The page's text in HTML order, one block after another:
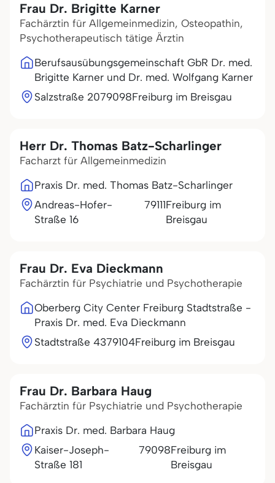
Frau Dr. Brigitte Karner
Fachärztin für Allgemeinmedizin, Osteopathin,
Psychotherapeutisch tätige Ärztin
Berufsausübungsgemeinschaft GbR Dr. med.
Brigitte Karner und Dr. med. Wolfgang Karner
Salzstraße 2079098Freiburg im Breisgau
Herr Dr. Thomas Batz-Scharlinger
Facharzt für Allgemeinmedizin
Praxis Dr. med. Thomas Batz-Scharlinger
Andreas-Hofer-
Straße 16
79111Freiburg im
Breisgau
Frau Dr. Eva Dieckmann
Fachärztin für Psychiatrie und Psychotherapie
Oberberg City Center Freiburg Stadtstraße -
Praxis Dr. med. Eva Dieckmann
Stadtstraße 4379104Freiburg im Breisgau
Frau Dr. Barbara Haug
Fachärztin für Psychiatrie und Psychotherapie
Praxis Dr. med. Barbara Haug
Kaiser-Joseph-
Straße 181
79098Freiburg im
Breisgau